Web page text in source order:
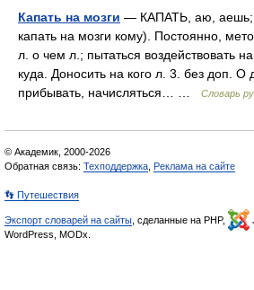
Капать на мозги — КАПАТЬ, аю, аешь;
капать на мозги кому). Постоянно,
л. о чем л.; пытаться воздействовать
куда. Доносить на кого л. 3. без доп. О
прибывать, начисляться… …
Словарь
© Академик, 2000-2026
Обратная связь: Техподдержка Реклама на сайте
👣 Путешествия
Экспорт словарей на сайты , сделанные на PHP,
WordPress, MODx.